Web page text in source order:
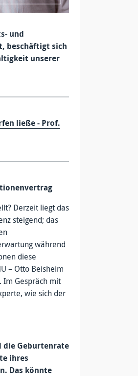
und
beschäftigt sich
unserer
ließe - Prof.
Derzeit liegt das
steigend; das
während
diese
– Otto Beisheim
Im Gespräch mit
wie sich der
die Geburtenrate
ihres
Das könnte